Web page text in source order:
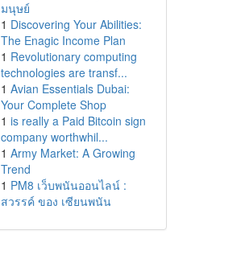
มนุษย์
1 Discovering Your Abilities:
The Enagic Income Plan
1 Revolutionary computing
technologies are transf...
1 Avian Essentials Dubai:
Your Complete Shop
1 is really a Paid Bitcoin sign
company worthwhil...
1 Army Market: A Growing
Trend
1 PM8 เว็บพนันออนไลน์ :
สวรรค์ ของ เซียนพนัน